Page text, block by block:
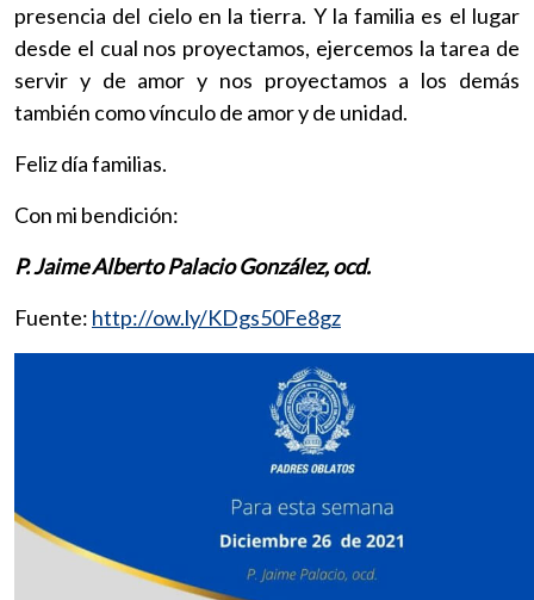
presencia del cielo en la tierra. Y la familia es el lugar
desde el cual nos proyectamos, ejercemos la tarea de
servir y de amor y nos proyectamos a los demás
también como vínculo de amor y de unidad.
Feliz día familias.
Con mi bendición:
P. Jaime Alberto Palacio González, ocd.
Fuente: http://ow.ly/KDgs50Fe8gz